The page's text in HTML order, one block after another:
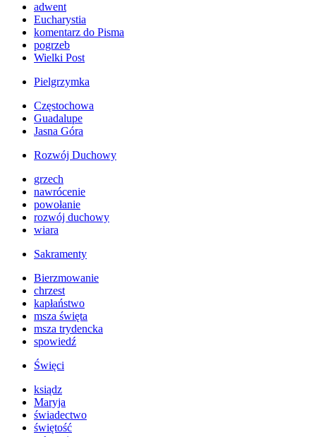
adwent
Eucharystia
komentarz do Pisma
pogrzeb
Wielki Post
Pielgrzymka
Częstochowa
Guadalupe
Jasna Góra
Rozwój Duchowy
grzech
nawrócenie
powołanie
rozwój duchowy
wiara
Sakramenty
Bierzmowanie
chrzest
kapłaństwo
msza święta
msza trydencka
spowiedź
Święci
ksiądz
Maryja
świadectwo
świętość